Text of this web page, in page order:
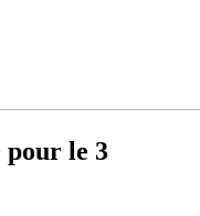
pour le 3